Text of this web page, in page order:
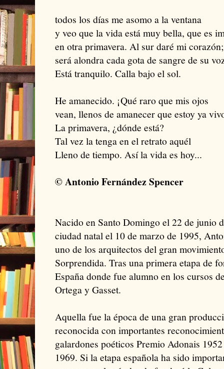
todos los días me asomo a la ventana
y veo que la vida está muy bella, que es
en otra primavera. Al sur daré mi corazón;
será alondra cada gota de sangre de su
Está tranquilo. Calla bajo el sol.
He amanecido. ¡Qué raro que mis ojos
vean, llenos de amanecer que estoy ya
La primavera, ¿dónde está?
Tal vez la tenga en el retrato aquél
Lleno de tiempo. Así la vida es hoy...
© Antonio Fernández Spencer
Nacido en Santo Domingo el 22 de junio
ciudad natal el 10 de marzo de 1995,
uno de los arquitectos del gran
Sorprendida. Tras una primera etapa de
España donde fue alumno en los cursos
Ortega y Gasset.
Aquella fue la época de una gran
reconocida con importantes
galardones poéticos Premio Adonais
1969. Si la etapa española ha sido